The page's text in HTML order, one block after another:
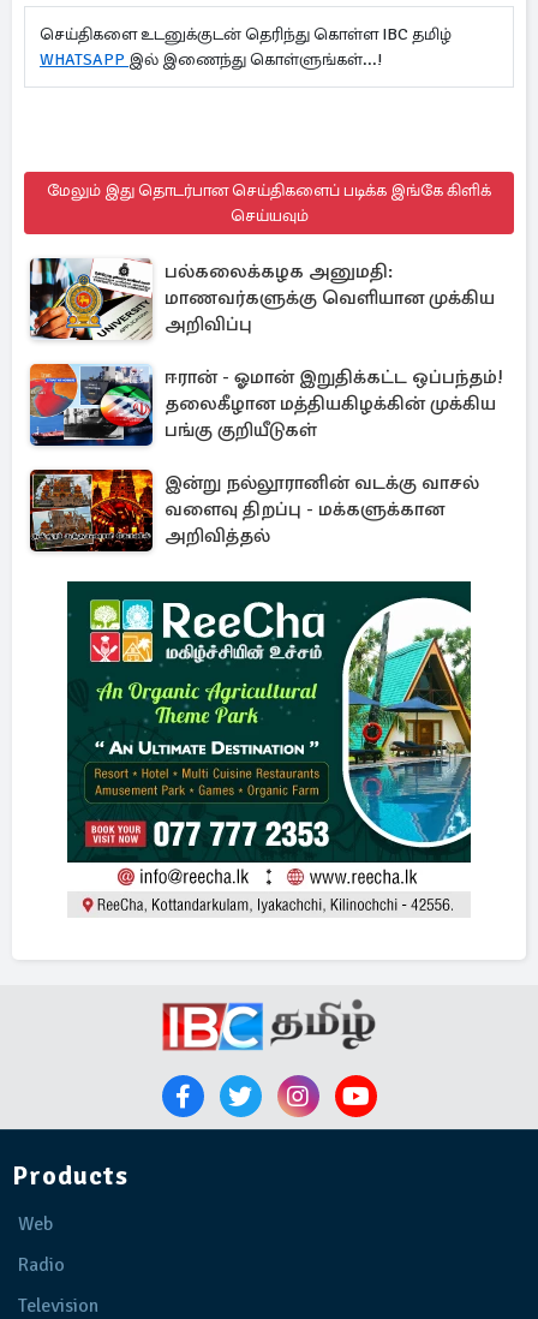
செய்திகளை உடனுக்குடன் தெரிந்து கொள்ள IBC தமிழ்
WHATSAPP இல் இணைந்து கொள்ளுங்கள்...!
மேலும் இது தொடர்பான செய்திகளைப் படிக்க இங்கே கிளிக்
செய்யவும்
பல்கலைக்கழக அனுமதி:
மாணவர்களுக்கு வெளியான முக்கிய
அறிவிப்பு
ஈரான் - ஓமான் இறுதிக்கட்ட ஒப்பந்தம்!
தலைகீழான மத்தியகிழக்கின் முக்கிய
பங்கு குறியீடுகள்
இன்று நல்லூரானின் வடக்கு வாசல்
வளைவு திறப்பு - மக்களுக்கான
அறிவித்தல்
Products
Web
Radio
Television